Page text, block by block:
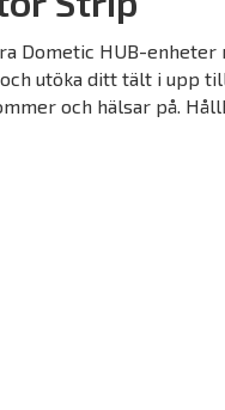
Dometic HUB-enheter
utöka ditt tält i upp
och hälsar på.